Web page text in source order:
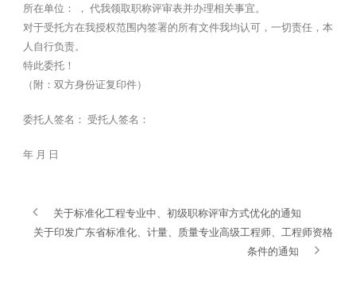
所在单位： ， 代我领取职称评审表并办理相关事宜。
对于受托方在我授权范围内签署的所有文件我均认可，一切责任，本
人自行负责。
特此委托！
（附：双方身份证复印件）
委托人签名： 受托人签名：
年 月 日
关于标准化工程专业中、初级职称评审方式优化的通知
关于印发广东省标准化、计量、质量专业高级工程师、工程师资格
条件的通知